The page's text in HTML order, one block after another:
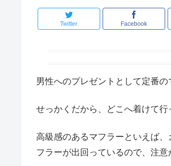
Twitter Facebook
男性へのプレゼントとして定番の
せっかくだから、どこへ着けて
高級感のあるマフラーといえば
フラーが出回っているので、注意